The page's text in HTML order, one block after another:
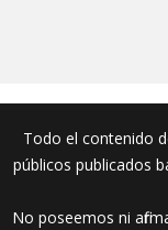
Todo el contenido
públicos publicados
No poseemos ni